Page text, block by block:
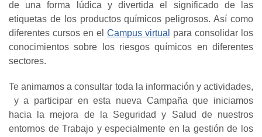
de una forma lúdica y divertida el significado de las
etiquetas de los productos químicos peligrosos. Así como
diferentes cursos en el Campus virtual
para consolidar los
conocimientos sobre los riesgos químicos en diferentes
sectores.
Te animamos a consultar toda la información y actividades,
y a participar en esta nueva Campaña que iniciamos
hacia la mejora de la Seguridad y Salud de nuestros
entornos de Trabajo y especialmente en la gestión de los